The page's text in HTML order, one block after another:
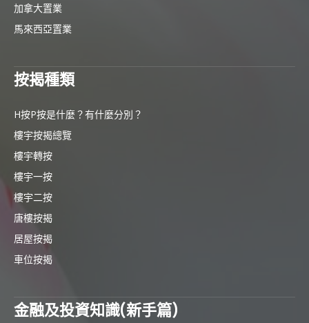
加拿大置業
馬來西亞置業
按揭種類
H按P按是什麼？有什麼分別？
樓宇按揭總覽
樓宇轉按
樓宇一按
樓宇二按
唐樓按揭
居屋按揭
車位按揭
金融及投資知識(新手篇)